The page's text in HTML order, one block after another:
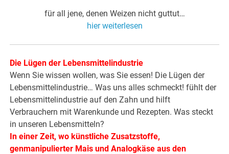
für all jene, denen Weizen nicht guttut…
hier weiterlesen
Die Lügen der Lebensmittelindustrie
Wenn Sie wissen wollen, was Sie essen! Die Lügen der
Lebensmittelindustrie… Was uns alles schmeckt! fühlt der
Lebensmittelindustrie auf den Zahn und hilft
Verbrauchern mit Warenkunde und Rezepten. Was steckt
in unseren Lebensmitteln?
In einer Zeit, wo künstliche Zusatzstoffe,
genmanipulierter Mais und Analogkäse aus den